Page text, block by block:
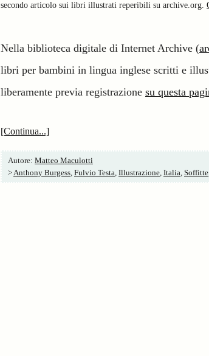
secondo articolo sui libri illustrati reperibili su archive.org.
Nella biblioteca digitale di Internet Archive (
libri per bambini in lingua inglese scritti e
liberamente previa registrazione su questa
[Continua...]
Autore: Matteo Maculotti
>Anthony Burgess, Fulvio Testa, Illustrazione, Italia, Soffitte